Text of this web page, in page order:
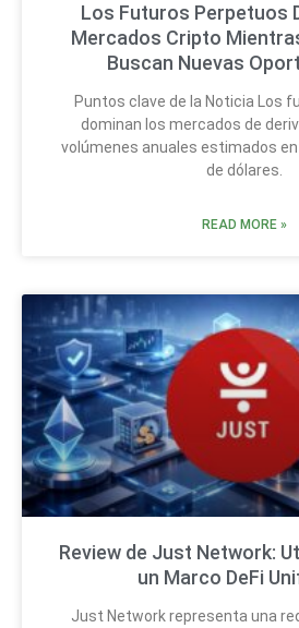
Los Futuros Perpetuos
Mercados Cripto
Buscan Nuevas
Puntos clave de la Noticia Los
dominan los mercados de
volúmenes anuales estimados
de dólares.
READ MORE »
Review de Just Network:
un Marco DeFi
Just Network representa una